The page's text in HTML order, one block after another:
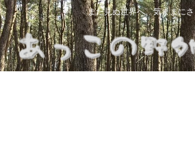
まだ見ぬ世界へ、気ままに